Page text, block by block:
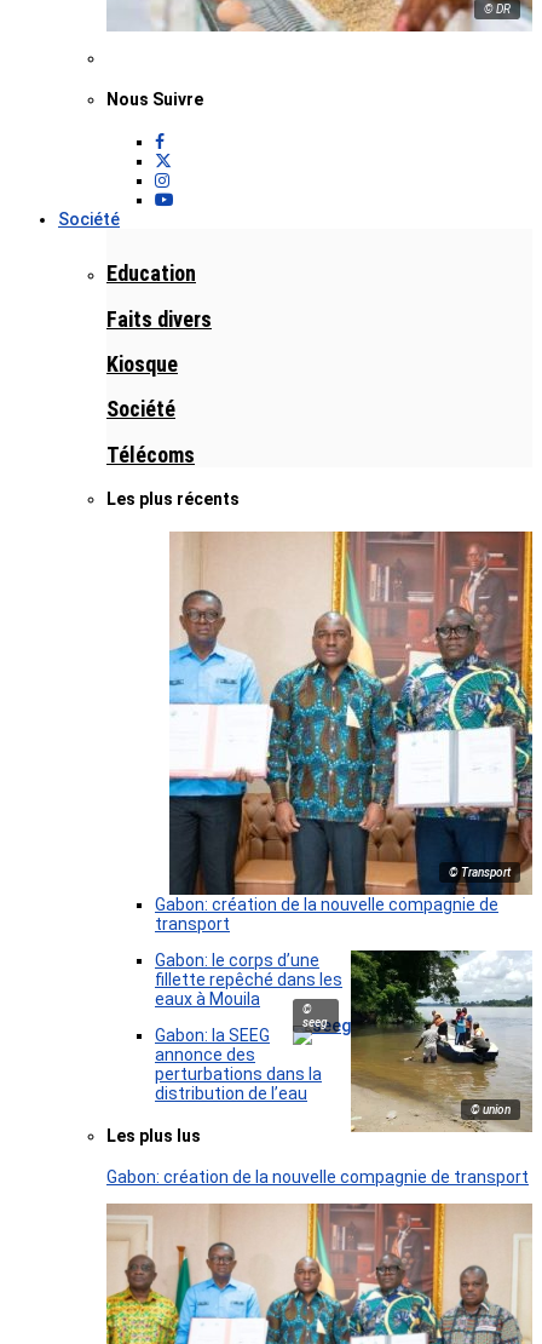
© DR
Nous Suivre
Société
Education
Faits divers
Kiosque
Société
Télécoms
Les plus récents
© Transport
Gabon: création de la nouvelle compagnie de
transport
© union
Gabon: le corps d’une
fillette repêché dans les
eaux à Mouila
©
seeg
Gabon: la SEEG
annonce des
perturbations dans la
distribution de l’eau
Les plus lus
Gabon: création de la nouvelle compagnie de transport